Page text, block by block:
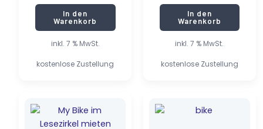
inkl. 7 % MwSt.
kostenlose Zustellung
In den
Warenkorb
inkl. 7 % MwSt.
kostenlose Zustellung
In den
Warenkorb
Preis
war:
Preis
ist:
Preis
Preis